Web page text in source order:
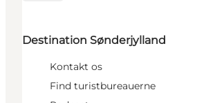
Destination Sønderjylland
Kontakt os
Find turistbureauerne